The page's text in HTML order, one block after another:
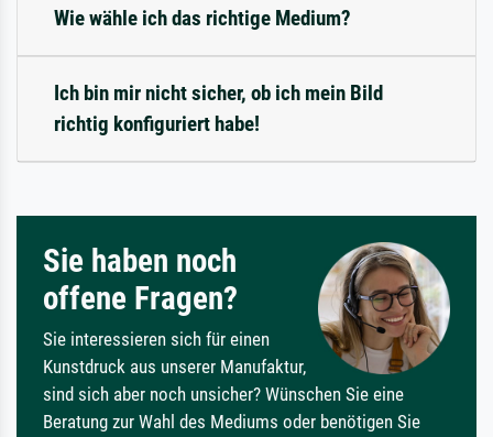
Wie wähle ich das richtige Medium?
Ich bin mir nicht sicher, ob ich mein Bild
richtig konfiguriert habe!
Sie haben noch
offene Fragen?
Sie interessieren sich für einen
Kunstdruck aus unserer Manufaktur,
sind sich aber noch unsicher? Wünschen Sie eine
Beratung zur Wahl des Mediums oder benötigen Sie